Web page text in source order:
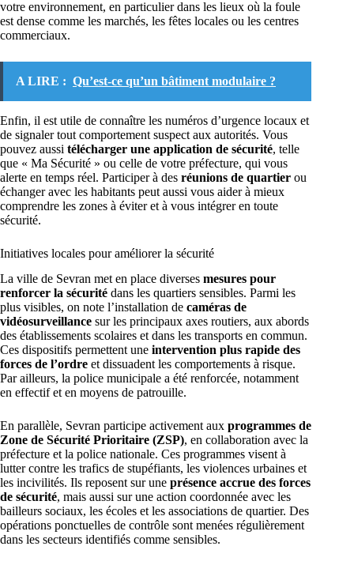
votre environnement, en particulier dans les lieux où la foule
est dense comme les marchés, les fêtes locales ou les centres
commerciaux.
A LIRE : Qu’est-ce qu’un bâtiment modulaire ?
Enfin, il est utile de connaître les numéros d’urgence locaux et
de signaler tout comportement suspect aux autorités. Vous
pouvez aussi télécharger une application de sécurité, telle
que « Ma Sécurité » ou celle de votre préfecture, qui vous
alerte en temps réel. Participer à des réunions de quartier ou
échanger avec les habitants peut aussi vous aider à mieux
comprendre les zones à éviter et à vous intégrer en toute
sécurité.
Initiatives locales pour améliorer la sécurité
La ville de Sevran met en place diverses mesures pour
renforcer la sécurité dans les quartiers sensibles. Parmi les
plus visibles, on note l’installation de caméras de
vidéosurveillance sur les principaux axes routiers, aux abords
des établissements scolaires et dans les transports en commun.
Ces dispositifs permettent une intervention plus rapide des
forces de l’ordre et dissuadent les comportements à risque.
Par ailleurs, la police municipale a été renforcée, notamment
en effectif et en moyens de patrouille.
En parallèle, Sevran participe activement aux programmes de
Zone de Sécurité Prioritaire (ZSP), en collaboration avec la
préfecture et la police nationale. Ces programmes visent à
lutter contre les trafics de stupéfiants, les violences urbaines et
les incivilités. Ils reposent sur une présence accrue des forces
de sécurité, mais aussi sur une action coordonnée avec les
bailleurs sociaux, les écoles et les associations de quartier. Des
opérations ponctuelles de contrôle sont menées régulièrement
dans les secteurs identifiés comme sensibles.